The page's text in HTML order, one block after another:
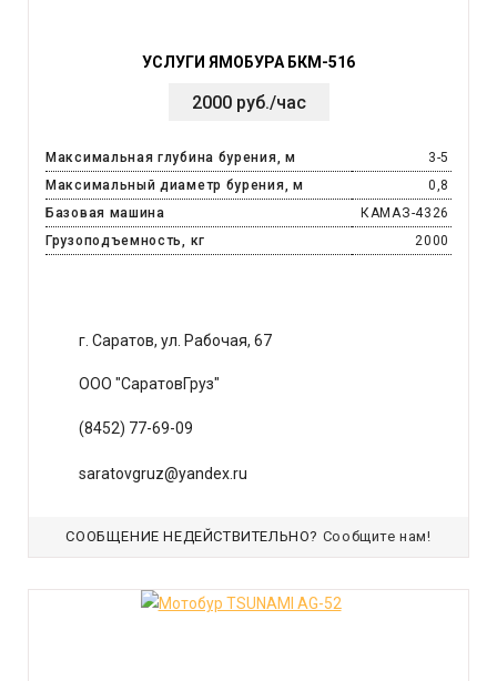
УСЛУГИ ЯМОБУРА БКМ-516
2000 руб./час
Максимальная глубина бурения, м
3-5
Максимальный диаметр бурения, м
0,8
Базовая машина
КАМАЗ-4326
Грузоподъемность, кг
2000
г. Саратов, ул. Рабочая, 67
ООО "СаратовГруз"
(8452) 77-69-09
saratovgruz@yandex.ru
СООБЩЕНИЕ НЕДЕЙСТВИТЕЛЬНО? Сообщите нам!